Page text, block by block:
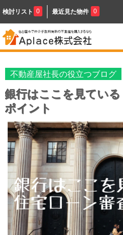
検討リスト 0 最近見た物件 0
不動産屋社長の役立つブログ
銀行はここを見てい
ポイント